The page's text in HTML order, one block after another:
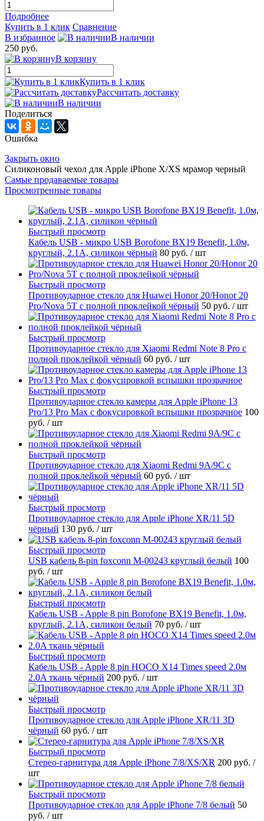
Подробнее
Купить в 1 клик Сравнение
В избранное
В наличии
250 руб.
В корзину
Купить в 1 клик
Рассчитать доставку
В наличии
Поделиться
Ошибка
Закрыть окно
Силиконовый чехол для Apple iPhone X/XS мрамор черный
Самые продаваемые товары
Просмотренные товары
Быстрый просмотр
Кабель USB - микро USB Borofone BX19 Benefit, 1.0м,
круглый, 2.1A, силикон чёрный 80 руб. / шт
Быстрый просмотр
Противоударное стекло для Huawei Honor 20/Honor 20
Pro/Nova 5T с полной проклейкой чёрный 50 руб. / шт
Быстрый просмотр
Противоударное стекло для Xiaomi Redmi Note 8 Pro с
полной проклейкой чёрный 60 руб. / шт
Быстрый просмотр
Противоударное стекло камеры для Apple iPhone 13
Pro/13 Pro Max с фокусировкой вспышки прозрачное 100
руб. / шт
Быстрый просмотр
Противоударное стекло для Xiaomi Redmi 9A/9C с
полной проклейкой чёрный 60 руб. / шт
Быстрый просмотр
Противоударное стекло для Apple iPhone XR/11 5D
чёрный 130 руб. / шт
Быстрый просмотр
USB кабель 8-pin foxconn M-00243 круглый белый 100
руб. / шт
Быстрый просмотр
Кабель USB - Apple 8 pin Borofone BX19 Benefit, 1.0м,
круглый, 2.1A, силикон белый 70 руб. / шт
Быстрый просмотр
Кабель USB - Apple 8 pin HOCO X14 Times speed 2.0м
2.0A ткань чёрный 200 руб. / шт
Быстрый просмотр
Противоударное стекло для Apple iPhone XR/11 3D
чёрный 60 руб. / шт
Быстрый просмотр
Стерео-гарнитура для Apple iPhone 7/8/XS/XR 200 руб. /
шт
Быстрый просмотр
Противоударное стекло для Apple iPhone 7/8 белый 50
руб. / шт